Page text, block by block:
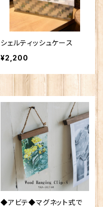
シェルティッシュケース
¥2,200
◆アビテ◆マグネット式で